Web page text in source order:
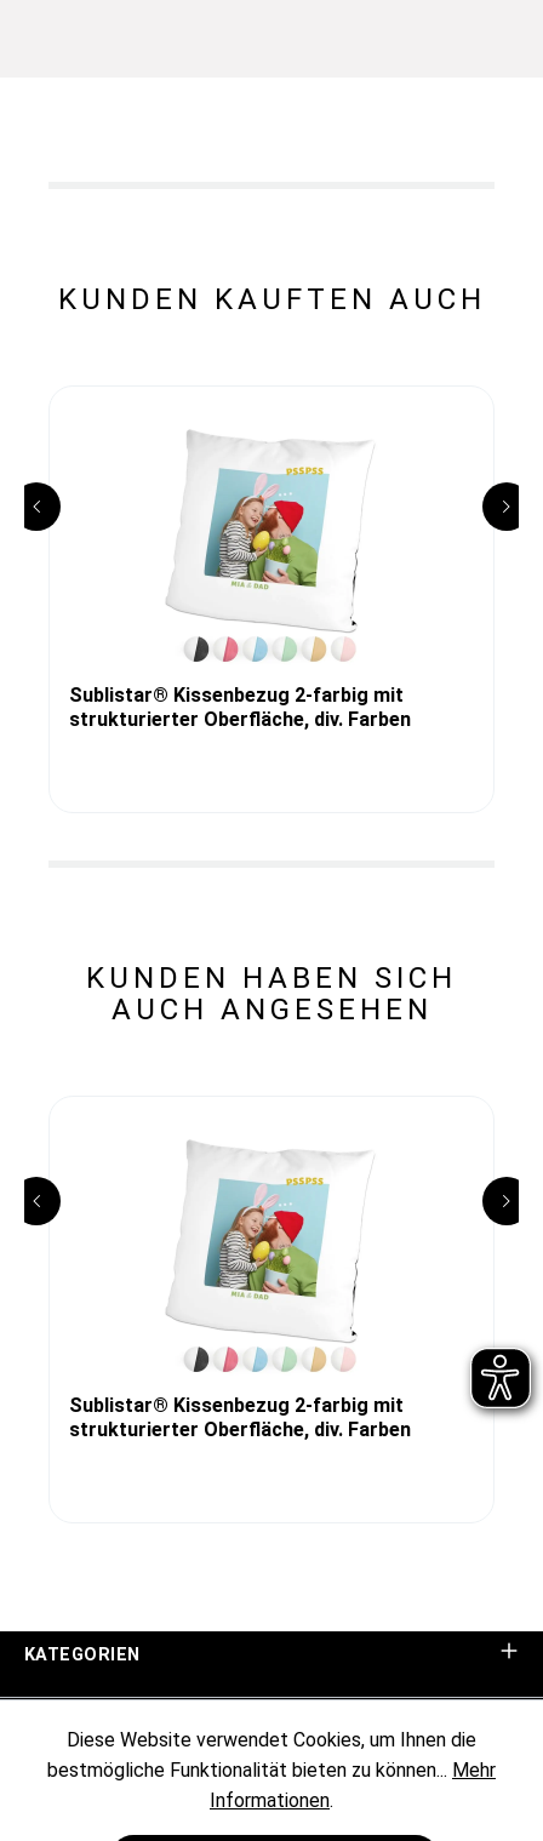
KUNDEN KAUFTEN AUCH
Sublistar® Kissenbezug 2-farbig mit
strukturierter Oberfläche, div. Farben
KUNDEN HABEN SICH
AUCH ANGESEHEN
Sublistar® Kissenbezug 2-farbig mit
strukturierter Oberfläche, div. Farben
KATEGORIEN
KUNDENINFORMATIONEN
Diese Website verwendet Cookies, um Ihnen die
bestmögliche Funktionalität bieten zu können... Mehr
Informationen.